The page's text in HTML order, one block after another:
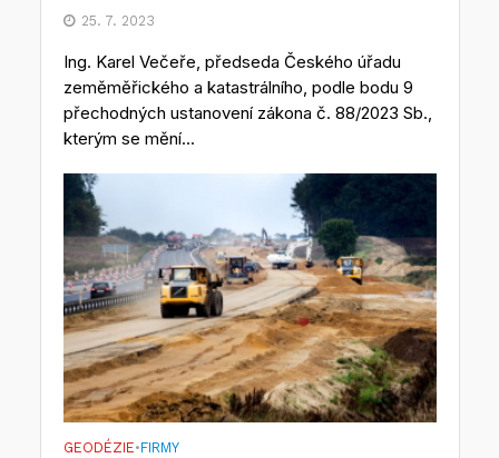
25. 7. 2023
Ing. Karel Večeře, předseda Českého úřadu
zeměměřického a katastrálního, podle bodu 9
přechodných ustanovení zákona č. 88/2023 Sb.,
kterým se mění...
GEODÉZIE•FIRMY